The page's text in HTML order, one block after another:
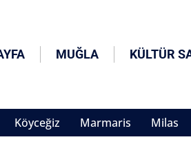
MUĞLA KÜLTÜR
Köyceğiz Marmaris Milas